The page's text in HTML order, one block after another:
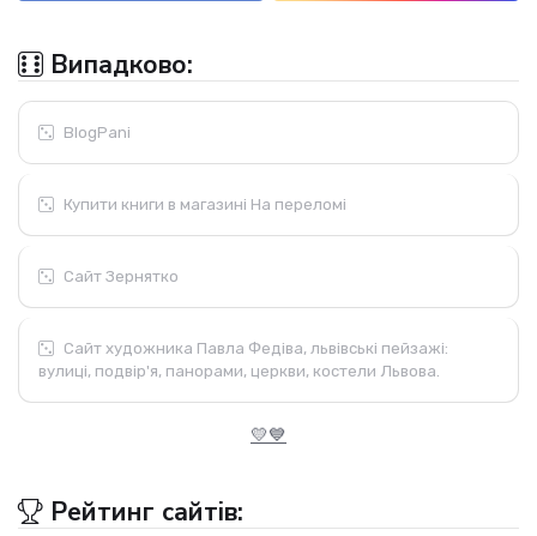
Випадково:
BlogPani
Купити книги в магазині На переломі
Сайт Зернятко
Сайт художника Павла Федіва, львівські пейзажі:
вулиці, подвір'я, панорами, церкви, костели Львова.
💛💙
Рейтинг сайтів: